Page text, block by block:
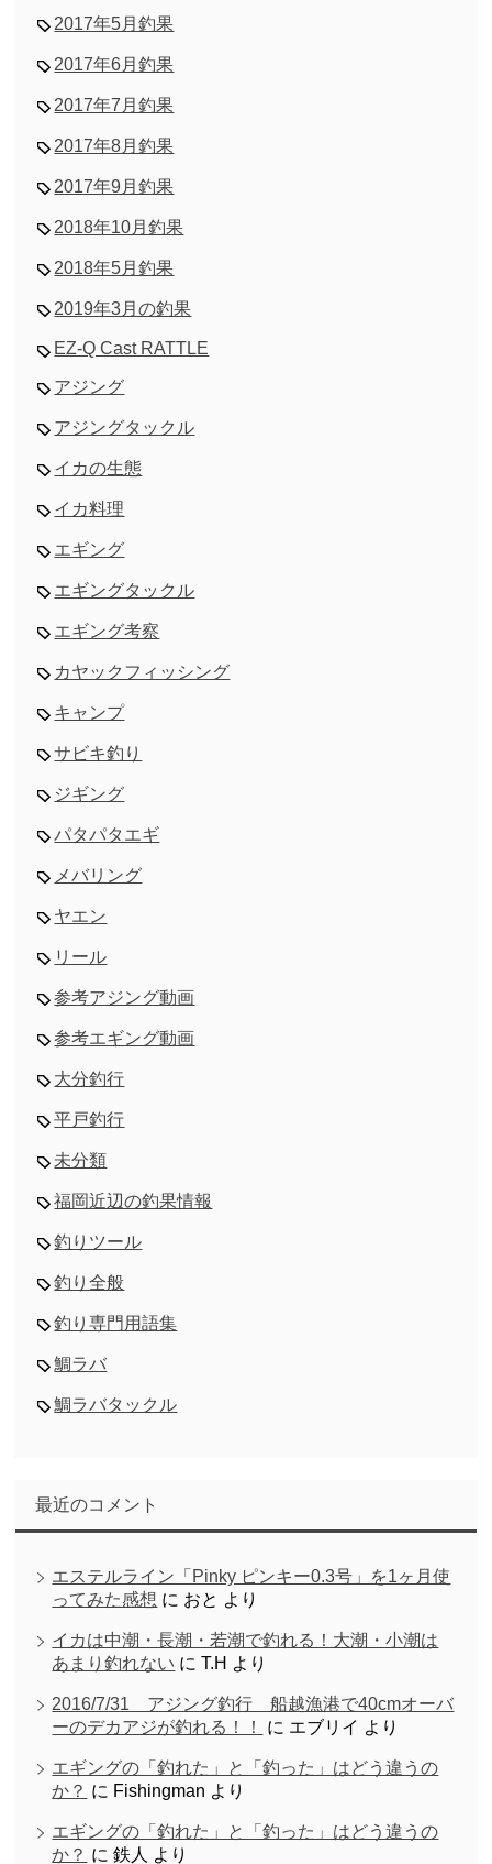
2017年5月釣果
2017年6月釣果
2017年7月釣果
2017年8月釣果
2017年9月釣果
2018年10月釣果
2018年5月釣果
2019年3月の釣果
EZ-Q Cast RATTLE
アジング
アジングタックル
イカの生態
イカ料理
エギング
エギングタックル
エギング考察
カヤックフィッシング
キャンプ
サビキ釣り
ジギング
パタパタエギ
メバリング
ヤエン
リール
参考アジング動画
参考エギング動画
大分釣行
平戸釣行
未分類
福岡近辺の釣果情報
釣りツール
釣り全般
釣り専門用語集
鯛ラバ
鯛ラバタックル
最近のコメント
エステルライン「Pinky ピンキー0.3号」を1ヶ月使
ってみた感想 に おと より
イカは中潮・長潮・若潮で釣れる！大潮・小潮は
あまり釣れない にT.H より
2016/7/31 アジング釣行 船越漁港で40cmオーバ
ーのデカアジが釣れる！！
に エブリイ より
エギングの「釣れた」と「釣った」はどう違うの
か？ に Fishingman より
エギングの「釣れた」と「釣った」はどう違うの
か？ に鉄人 より